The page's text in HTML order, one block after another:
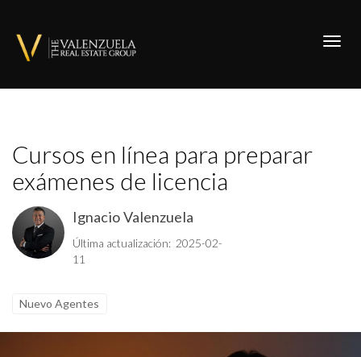
Cursos en línea para preparar
exámenes de licencia
Ignacio Valenzuela
Última actualización: 2025-02-
11
Nuevo Agentes